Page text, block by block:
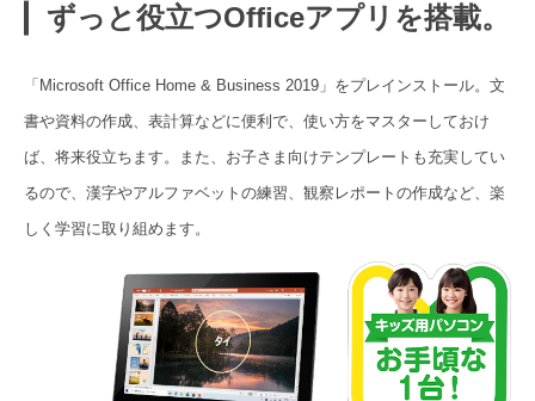
ずっと役立つOfficeアプリを搭載。
「Microsoft Office Home & Business 2019」をプレインストール。文
書や資料の作成、表計算などに便利で、使い方をマスターしておけ
ば、将来役立ちます。また、お子さま向けテンプレートも充実してい
るので、漢字やアルファベットの練習、観察レポートの作成など、楽
しく学習に取り組めます。